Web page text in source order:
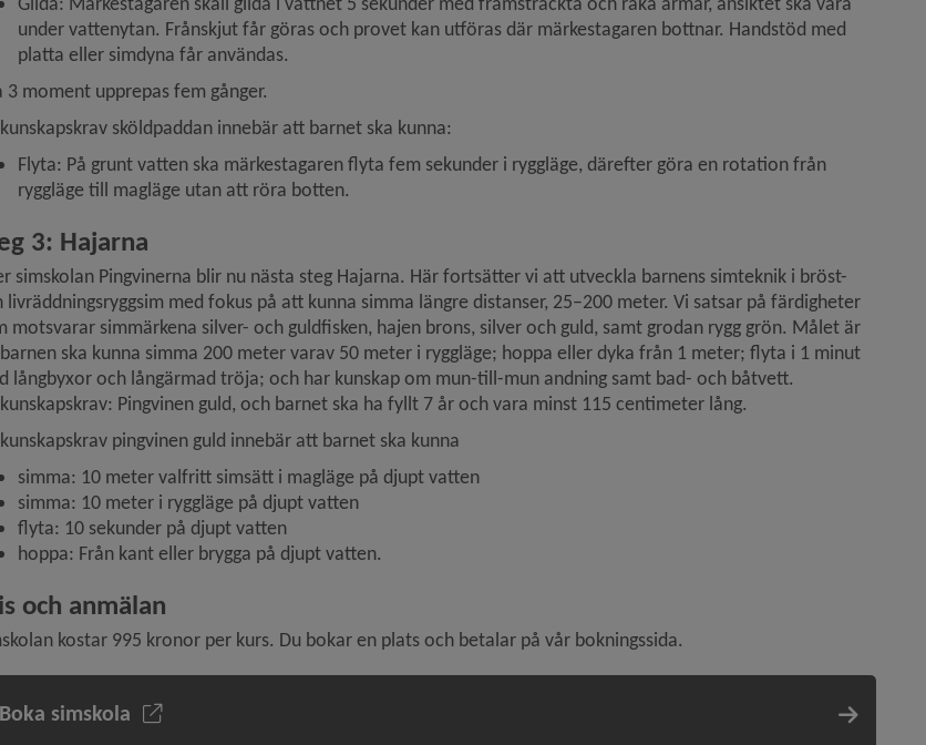
Hörnefors
och idrottsanläggningar
lokal
och motion
under vattenytan. Frånskjut får göras och provet kan utföras där märkestagaren bottnar. Handstöd med
platta eller simdyna får användas.
3 moment upprepas fem gånger.
sköldpaddan innebär att barnet ska kunna:
Flyta: På grunt vatten ska märkestagaren flyta fem sekunder i ryggläge, därefter göra en rotation från
ryggläge till magläge utan att röra botten.
3: Hajarna
simskolan Pingvinerna blir nu nästa steg Hajarna. Här fortsätter vi att utveckla barnens simteknik i bröst-
livräddningsryggsim med fokus på att kunna simma längre distanser, 25–200 meter. Vi satsar på färdigheter
motsvarar simmärkena silver- och guldfisken, hajen brons, silver och guld, samt grodan rygg grön. Målet är
ska kunna simma 200 meter varav 50 meter i ryggläge; hoppa eller dyka från 1 meter; flyta i 1 minut
långbyxor och långärmad tröja; och har kunskap om mun-till-mun andning samt bad- och båtvett.
Pingvinen guld, och barnet ska ha fyllt 7 år och vara minst 115 centimeter lång.
pingvinen guld innebär att barnet ska kunna
simma: 10 meter valfritt simsätt i magläge på djupt vatten
simma: 10 meter i ryggläge på djupt vatten
flyta: 10 sekunder på djupt vatten
hoppa: Från kant eller brygga på djupt vatten.
och anmälan
kostar 995 kronor per kurs. Du bokar en plats och betalar på vår bokningssida.
Boka simskola